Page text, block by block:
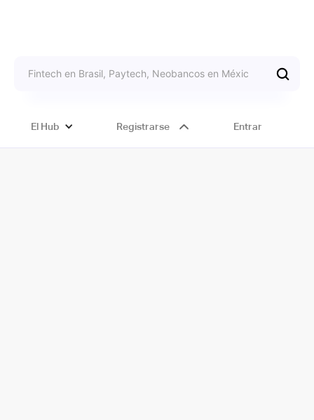
El Hub Registrarse Entrar